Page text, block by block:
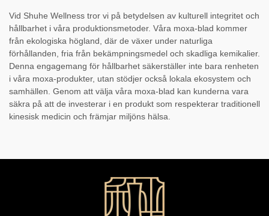
Vid Shuhe Wellness tror vi på betydelsen av kulturell integritet och
hållbarhet i våra produktionsmetoder. Våra moxa-blad kommer
från ekologiska högland, där de växer under naturliga
förhållanden, fria från bekämpningsmedel och skadliga kemikalier.
Denna engagemang för hållbarhet säkerställer inte bara renheten
i våra moxa-produkter, utan stödjer också lokala ekosystem och
samhällen. Genom att välja våra moxa-blad kan kunderna vara
säkra på att de investerar i en produkt som respekterar traditionell
kinesisk medicin och främjar miljöns hälsa.